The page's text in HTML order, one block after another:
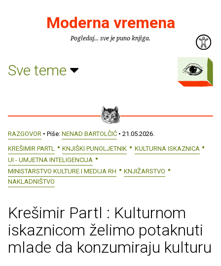
Moderna vremena
Pogledaj... sve je puno knjiga.
Sve teme
RAZGOVOR • Piše: NENAD BARTOLČIĆ • 21.05.2026.
KREŠIMIR PARTL
KNJIŠKI PUNOLJETNIK
KULTURNA ISKAZNICA
UI - UMJETNA INTELIGENCIJA
MINISTARSTVO KULTURE I MEDIJA RH
KNJIŽARSTVO
NAKLADNIŠTVO
Krešimir Partl : Kulturnom
iskaznicom želimo potaknuti
mlade da konzumiraju kulturu